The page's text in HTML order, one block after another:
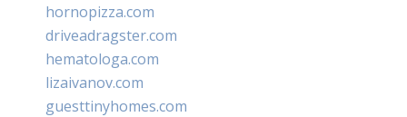
hornopizza.com
driveadragster.com
hematologa.com
lizaivanov.com
guesttinyhomes.com